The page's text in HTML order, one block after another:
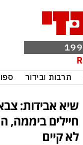
תרבות ובידור
שיא אבידות:
חיילים ביממה,
לא קיים